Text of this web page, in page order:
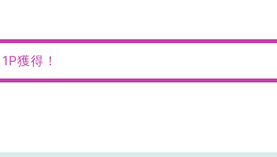
クとは ボランティア
ボランティアで
スペシャルイン
ボランティアは
獲得！